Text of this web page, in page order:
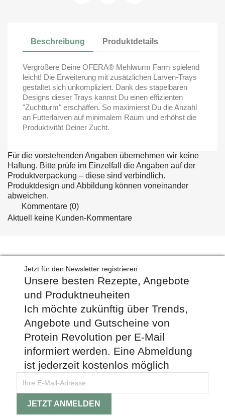
Beschreibung Produktdetails
Vergrößere Deine OFERA® Mehlwurm Farm spielend
leicht! Die Erweiterung mit zusätzlichen Larven-Trays
gestaltet sich unkompliziert. Dank des stapelbaren
Designs dieser Trays kannst Du einen effizienten
"Zuchtturm" erschaffen. So maximierst Du die Anzahl
an Futterlarven auf minimalem Raum und erhöhst die
Produktivität Deiner Zucht.
Für die vorstehenden Angaben übernehmen wir keine
Haftung. Bitte prüfe im Einzelfall die Angaben auf der
Produktverpackung – diese sind verbindlich.
Produktdesign und Abbildung können voneinander
abweichen.
Kommentare (0)
Aktuell keine Kunden-Kommentare
Jetzt für den Newsletter registrieren
Unsere besten Rezepte, Angebote
und Produktneuheiten
Ich möchte zukünftig über Trends,
Angebote und Gutscheine von
Protein Revolution per E-Mail
informiert werden. Eine Abmeldung
ist jederzeit kostenlos möglich